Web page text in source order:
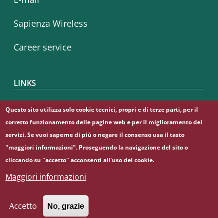
Sapienza Wireless
Career service
LINKS
CIAO
Sapienza Store
© Sapienza Università di Roma - Piazzale Aldo Moro 5,
02133771002
Questo sito utilizza solo cookie tecnici, propri e di terze parti, per il
corretto funzionamento delle pagine web e per il miglioramento dei
servizi. Se vuoi saperne di più o negare il consenso usa il tasto
"maggiori informazioni". Proseguendo la navigazione del sito o
cliccando su "accetto" acconsenti all'uso dei cookie.
Maggiori informazioni
Accetto No, grazie